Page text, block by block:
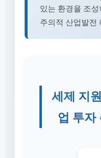
있는 환경을 조
주의적 산업발전
세제 지
업 투자